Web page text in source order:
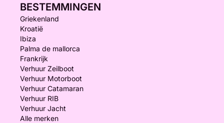
BESTEMMINGEN
Griekenland
Kroatië
Ibiza
Palma de mallorca
Frankrijk
Verhuur Zeilboot
Verhuur Motorboot
Verhuur Catamaran
Verhuur RIB
Verhuur Jacht
Alle merken